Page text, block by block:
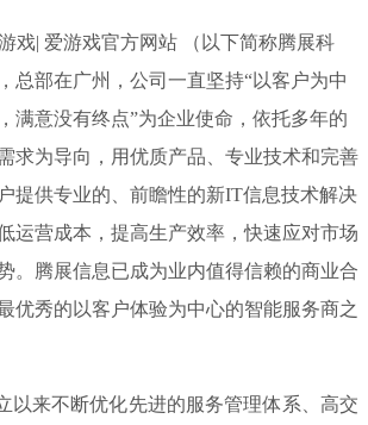
| 爱游戏官方网站 （以下简称腾展科
总部在广州，公司一直坚持“以客户为中
满意没有终点”为企业使命，依托多年的
求为导向，用优质产品、专业技术和完善
提供专业的、前瞻性的新IT信息技术解决
运营成本，提高生产效率，快速应对市场
。腾展信息已成为业内值得信赖的商业合
优秀的以客户体验为中心的智能服务商之
来不断优化先进的服务管理体系、高交